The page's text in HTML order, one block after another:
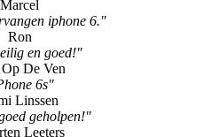
Marcel
iphone 6."
Ron
en goed!"
Op De Ven
6s"
Linssen
geholpen!"
Leeters